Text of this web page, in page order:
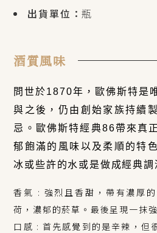
出貨單位：瓶
酒質風味
問世於1870年，歐佛斯特是
與之後，仍由創始家族持續
忌。歐佛斯特經典86帶來真
郁飽滿的風味以及柔順的特
冰或些許的水或是做成經典調
香氣 : 強烈且香甜，帶有濃厚
荷，濃郁的菸草。最後呈現一抹
口感 : 首先感覺到的是辛辣，但